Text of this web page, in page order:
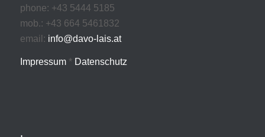
phone: +43 5444 5185
mob.: +43 664 5461832
email: info@davo-lais.at
Impressum* Datenschutz